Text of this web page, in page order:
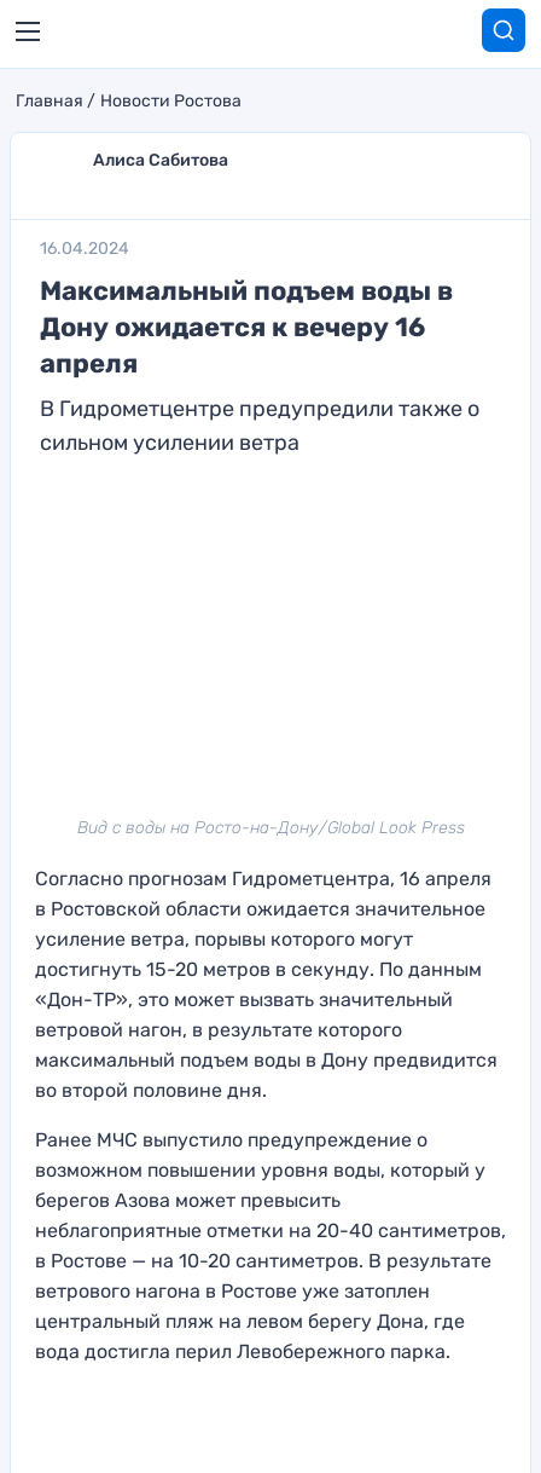
Главная Новости Ростова
Алиса Сабитова
16.04.2024
Максимальный подъем воды в
Дону ожидается к вечеру 16
апреля
В Гидрометцентре предупредили также о
сильном усилении ветра
Вид с воды на Росто-на-Дону/Global Look Press
Согласно прогнозам Гидрометцентра, 16 апреля
в Ростовской области ожидается значительное
усиление ветра, порывы которого могут
достигнуть 15-20 метров в секунду. По данным
«Дон-ТР», это может вызвать значительный
ветровой нагон, в результате которого
максимальный подъем воды в Дону предвидится
во второй половине дня.
Ранее МЧС выпустило предупреждение о
возможном повышении уровня воды, который у
берегов Азова может превысить
неблагоприятные отметки на 20-40 сантиметров,
в Ростове — на 10-20 сантиметров. В результате
ветрового нагона в Ростове уже затоплен
центральный пляж на левом берегу Дона, где
вода достигла перил Левобережного парка.